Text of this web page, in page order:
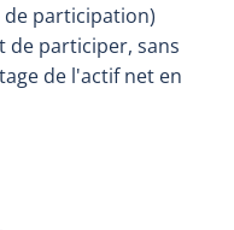
participation)
participer, sans
de l'actif net en